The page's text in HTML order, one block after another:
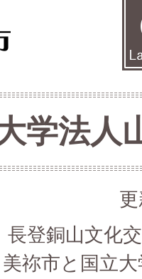
学法人
登銅山文化
祢市と国立